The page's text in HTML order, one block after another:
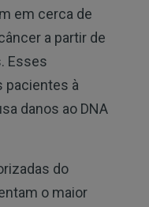
em cerca de
a partir de
Esses
pacientes à
danos ao DNA
do
o maior